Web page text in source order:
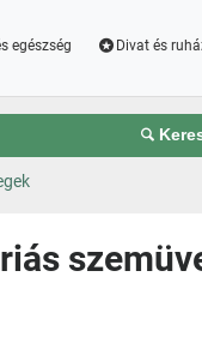
egészség Divat és